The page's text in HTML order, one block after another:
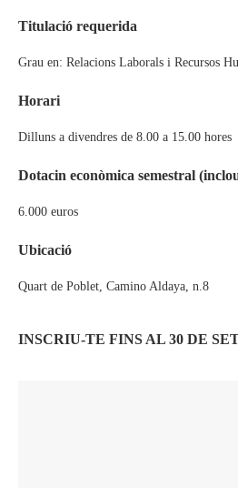
Titulació requerida
Grau en: Relacions Laborals i Recursos
Horari
Dilluns a divendres de 8.00 a 15.00 hores
Dotacin econòmica semestral
6.000 euros
Ubicació
Quart de Poblet, Camino Aldaya, n.8
INSCRIU-TE FINS AL 30 DE